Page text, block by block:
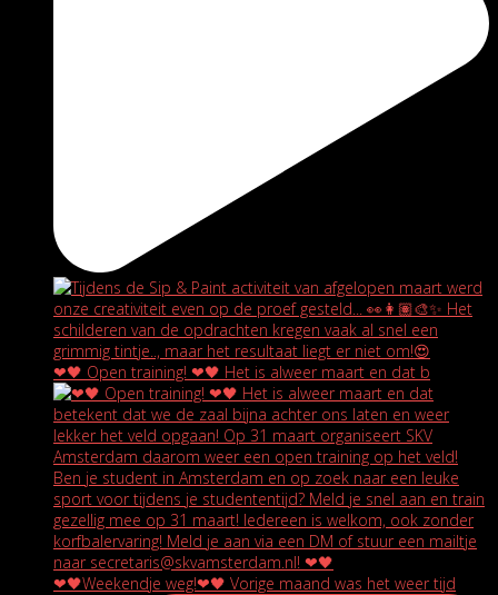
❤🖤 Open training! ❤🖤 Het is alweer maart en dat b
❤🖤Weekendje weg!❤🖤 Vorige maand was het weer tijd